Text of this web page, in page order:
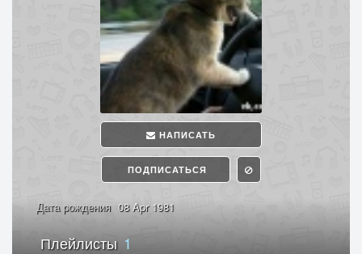
НАПИСАТЬ
ПОДПИСАТЬСЯ
Дата рождения 08 Apr 1981
Плейлисты 1